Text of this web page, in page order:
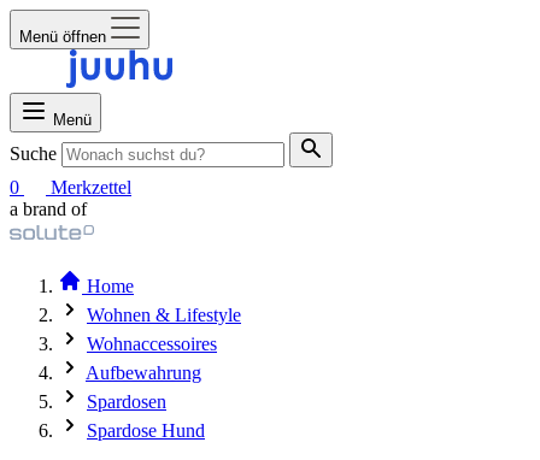
Menü öffnen
Menü
Suche
0
Merkzettel
a brand of
Home
Wohnen & Lifestyle
Wohnaccessoires
Aufbewahrung
Spardosen
Spardose Hund